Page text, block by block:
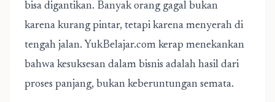
bisa digantikan. Banyak orang gagal bukan
karena kurang pintar, tetapi karena menyerah di
tengah jalan. YukBelajar.com kerap menekankan
bahwa kesuksesan dalam bisnis adalah hasil dari
proses panjang, bukan keberuntungan semata.